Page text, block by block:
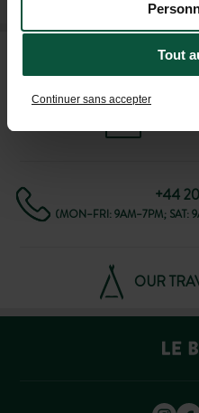
Tout
Continuer sans accepter
HELP
+44
(MON–FRI: 9AM–7PM; SAT:
OUR